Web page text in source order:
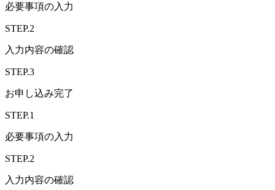
必要事項の入力
STEP.2
入力内容の確認
STEP.3
お申し込み完了
STEP.1
必要事項の入力
STEP.2
入力内容の確認